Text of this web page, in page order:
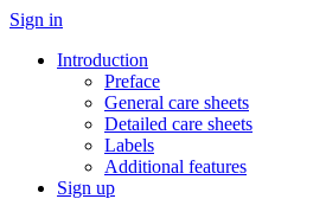
Sign in
Introduction
Preface
General care sheets
Detailed care sheets
Labels
Additional features
Sign up